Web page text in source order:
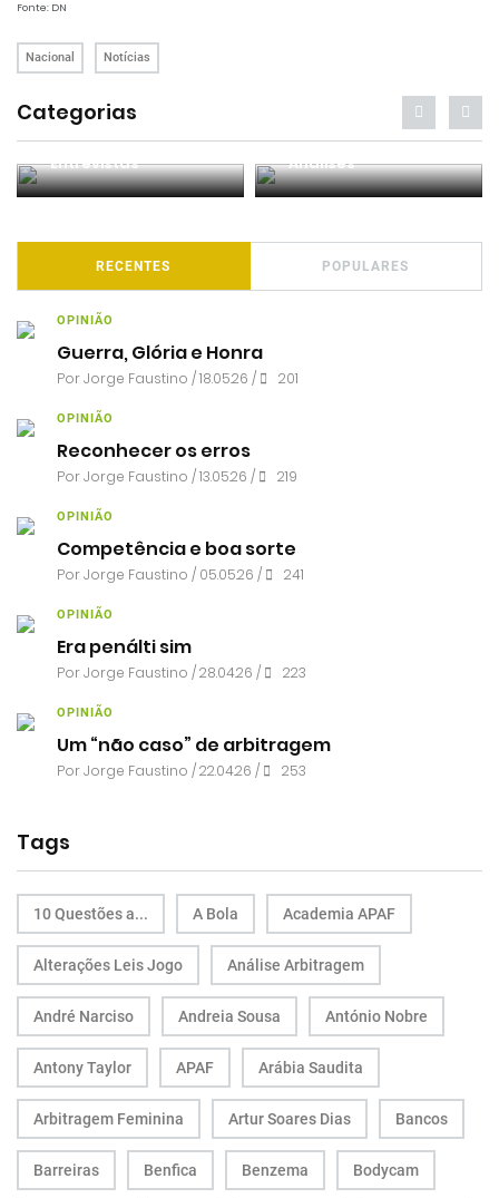
Fonte: DN
Nacional Notícias
Categorias
Entrevistas Análises
RECENTES POPULARES
OPINIÃO
Guerra, Glória e Honra
PorJorge Faustino / 18.05.26 / 201
OPINIÃO
Reconhecer os erros
PorJorge Faustino / 13.05.26 / 219
OPINIÃO
Competência e boa sorte
PorJorge Faustino / 05.05.26 / 241
OPINIÃO
Era penálti sim
PorJorge Faustino / 28.04.26 / 223
OPINIÃO
Um “não caso” de arbitragem
PorJorge Faustino / 22.04.26 / 253
Tags
10 Questões a... A Bola Academia APAF
Alterações Leis Jogo Análise Arbitragem
André Narciso Andreia Sousa António Nobre
Antony Taylor APAF Arábia Saudita
Arbitragem Feminina Artur Soares Dias Bancos
Barreiras Benfica Benzema Bodycam